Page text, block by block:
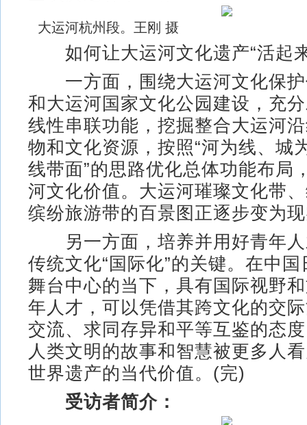
大运河杭州段。王刚 摄
如何让大运河文化遗产“活起
一方面，围绕大运河文化保护
和大运河国家文化公园建设，充
线性串联功能，挖掘整合大运河
物和文化资源，按照“河为线、城
线带面”的思路优化总体功能布局
河文化价值。大运河璀璨文化带
缤纷旅游带的百景图正逐步变为
另一方面，培养并用好青年人
传统文化“国际化”的关键。在中
舞台中心的当下，具有国际视野
年人才，可以凭借其跨文化的交
交流、求同存异和平等互鉴的态
人类文明的故事和智慧被更多人
世界遗产的当代价值。(完)
受访者简介：